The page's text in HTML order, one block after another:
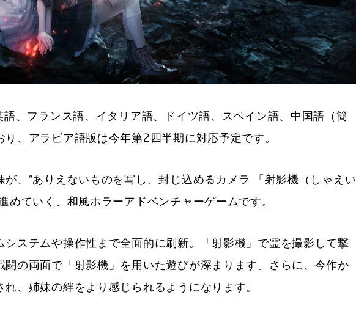
、フランス語、イタリア語、ドイツ語、スペイン語、中国語（簡
、アラビア語版は今年第2四半期に対応予定です。
、“ありえないものを写し、封じ込めるカメラ 「射影機（しゃえい
ていく、和風ホラーアドベンチャーゲームです。
ステムや操作性まで全面的に刷新。「射影機」で霊を撮影して撃
の両面で「射影機」を用いた遊びが深まります。さらに、今作か
、姉妹の絆をより感じられるようになります。